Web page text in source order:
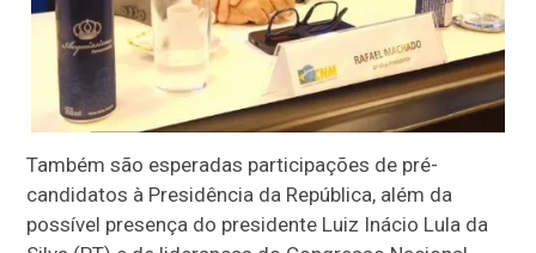
Também são esperadas participações de pré-
candidatos à Presidência da República, além da
possível presença do presidente Luiz Inácio Lula da